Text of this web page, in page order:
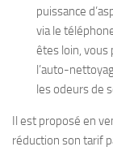
puissance
via le
êtes loin, vous
l’auto-
les odeurs de
Il est proposé en
réduction son tarif